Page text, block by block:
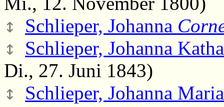
↕ Schlieper, Johanna
↕
Schlieper, Johanna
Di., 27. Juni 1843)
↕
Schlieper, Johanna